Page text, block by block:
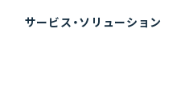
サービス・ソリューション